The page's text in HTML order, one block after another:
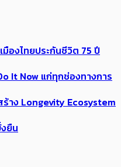
มืองไทยประกันชีวิต 75 ปี
It Now แก่ทุกช่องทางการ
าง Longevity Ecosystem
ยืน